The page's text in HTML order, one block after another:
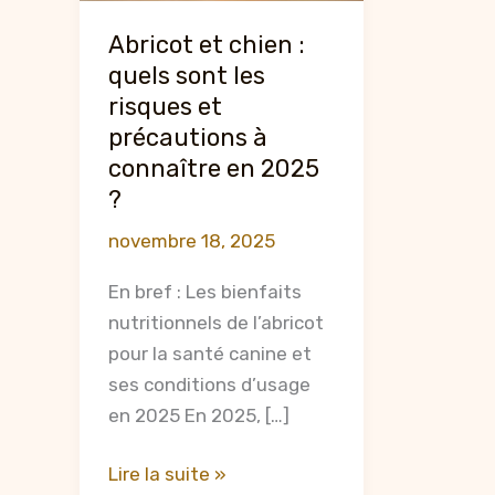
Abricot et chien :
quels sont les
risques et
précautions à
connaître en 2025
?
novembre 18, 2025
En bref : Les bienfaits
nutritionnels de l’abricot
pour la santé canine et
ses conditions d’usage
en 2025 En 2025, […]
Abricot
Lire la suite »